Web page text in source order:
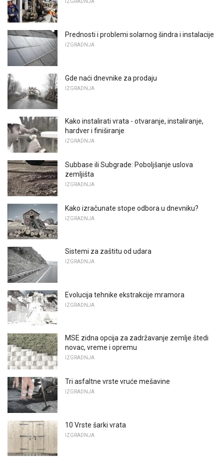
IZGRADNJA
Prednosti i problemi solarnog šindra i instalacije
IZGRADNJA
Gde naći dnevnike za prodaju
IZGRADNJA
Kako instalirati vrata - otvaranje, instaliranje,
hardver i finiširanje
IZGRADNJA
Subbase ili Subgrade: Poboljšanje uslova
zemljišta
IZGRADNJA
Kako izračunate stope odbora u dnevniku?
IZGRADNJA
Sistemi za zaštitu od udara
IZGRADNJA
Evolucija tehnike ekstrakcije mramora
IZGRADNJA
MSE zidna opcija za zadržavanje zemlje štedi
novac, vreme i opremu
IZGRADNJA
Tri asfaltne vrste vruće mešavine
IZGRADNJA
10 Vrste šarki vrata
IZGRADNJA